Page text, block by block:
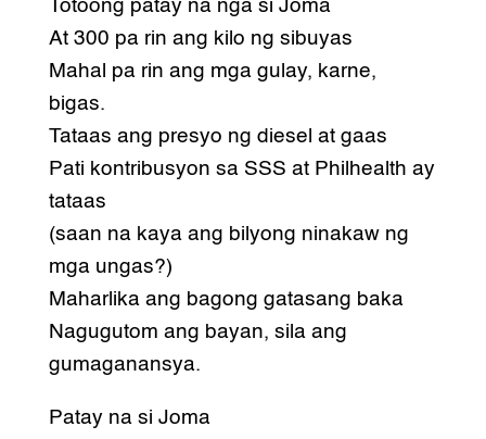
Totoong patay na nga si Joma
At 300 pa rin ang kilo ng sibuyas
Mahal pa rin ang mga gulay, karne,
bigas.
Tataas ang presyo ng diesel at gaas
Pati kontribusyon sa SSS at Philhealth ay
tataas
(saan na kaya ang bilyong ninakaw ng
mga ungas?)
Maharlika ang bagong gatasang baka
Nagugutom ang bayan, sila ang
gumaganansya.
Patay na si Joma